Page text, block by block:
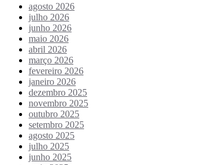
agosto 2026
julho 2026
junho 2026
maio 2026
abril 2026
março 2026
fevereiro 2026
janeiro 2026
dezembro 2025
novembro 2025
outubro 2025
setembro 2025
agosto 2025
julho 2025
junho 2025